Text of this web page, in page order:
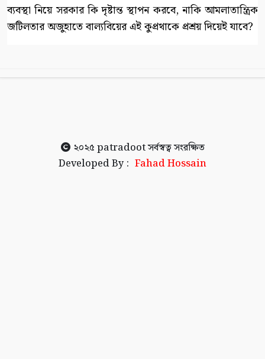
ব্যবস্থা নিয়ে সরকার কি দৃষ্টান্ত স্থাপন করবে, নাকি আমলাতান্ত্রিক
জটিলতার অজুহাতে বাল্যবিয়ের এই কুপ্রথাকে প্রশ্রয় দিয়েই যাবে?
২০২৫ patradootসর্বস্বত্ব সংরক্ষিত
Developed By : Fahad Hossain